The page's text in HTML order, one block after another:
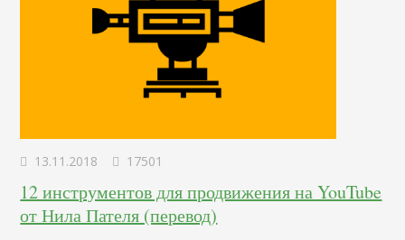
13.11.2018 17501
12 инструментов для продвижения на YouTube
от Нила Пателя (перевод)